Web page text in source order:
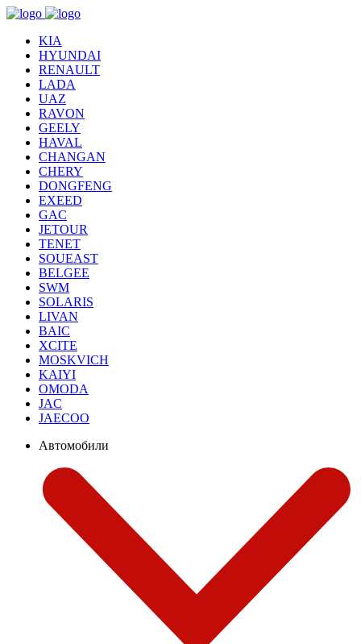
KIA
HYUNDAI
RENAULT
LADA
UAZ
RAVON
GEELY
HAVAL
CHANGAN
CHERY
DONGFENG
EXEED
GAC
JETOUR
TENET
SOUEAST
BELGEE
SWM
SOLARIS
LIVAN
BAIC
XCITE
MOSKVICH
KAIYI
OMODA
JAC
JAECOO
Автомобили